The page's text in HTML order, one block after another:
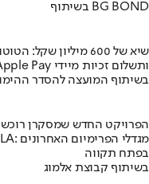
בשיתוף BG BOND
שיא של 600 מיליון שקל: הטוטו עושה מהפיכה
יחסי הימור משופרים, הפקדות ב-Apple Pay ותשלום זכיות מיידי
בשיתוף המועצה להסדר
הפרויקט החדש שמסקרן
בפתח תקווה
בשיתוף קבוצת אלמוג